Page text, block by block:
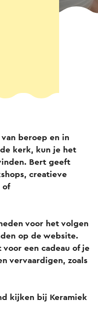
beroep en in
kerk, kun je het
Bert geeft
creatieve
of
voor het volgen
op de website.
een cadeau of je
vervaardigen, zoals
kijken bij Keramiek